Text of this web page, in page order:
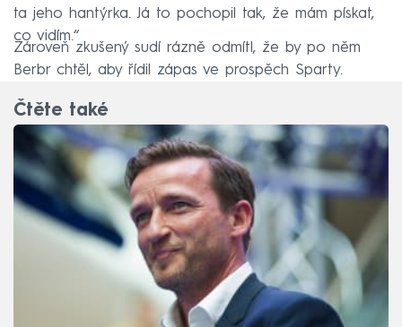
ta jeho hantýrka. Já to pochopil tak, že mám pískat,
co vidím.“
Zároveň zkušený sudí rázně odmítl, že by po něm
Berbr chtěl, aby řídil zápas ve prospěch Sparty.
Čtěte také